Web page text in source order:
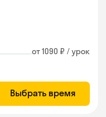
от 1090 ₽ / урок
Выбрать время